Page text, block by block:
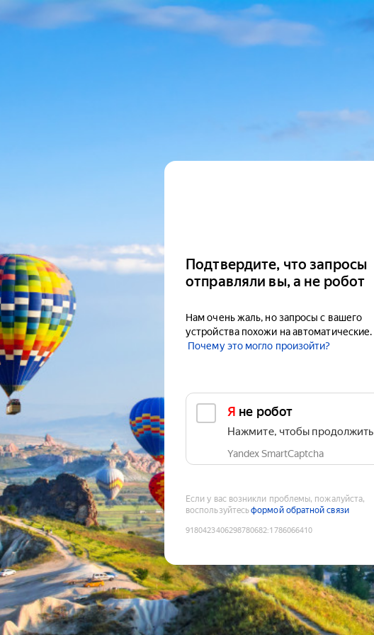
Подтвердите, что запросы
отправляли вы, а не робот
Нам очень жаль, но запросы с вашего
устройства похожи на автоматические.
Почему это могло произойти?
Я не робот
Нажмите, чтобы продолжить
Yandex SmartCaptcha
Если у вас возникли проблемы, пожалуйста,
воспользуйтесьформой обратной связи
9180423406298780682:1786066410